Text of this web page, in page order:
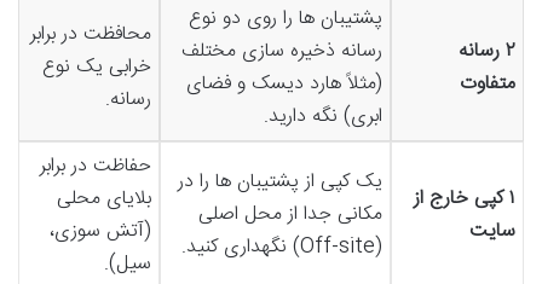
۲ رسانه
متفاوت
پشتیبان ها را روی دو نوع
رسانه ذخیره سازی مختلف
(مثلاً هارد دیسک و فضای
ابری) نگه دارید.
محافظت در برابر
خرابی یک نوع
رسانه.
۱ کپی خارج از
سایت
یک کپی از پشتیبان ها را در
مکانی جدا از محل اصلی
(Off-site) نگهداری کنید.
حفاظت در برابر
بلایای محلی
(آتش سوزی،
سیل).